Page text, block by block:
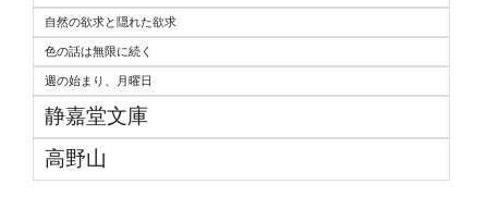
自然の欲求と隠れた欲求
色の話は無限に続く
週の始まり、月曜日
静嘉堂文庫
高野山